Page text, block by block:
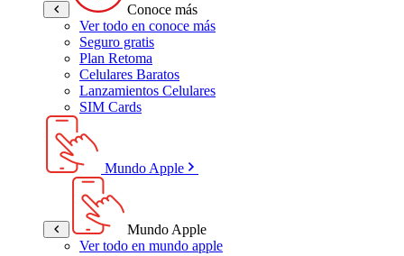
Conoce más
Ver todo en conoce más
Seguro gratis
Plan Retoma
Celulares Baratos
Lanzamientos Celulares
SIM Cards
Mundo Apple
Mundo Apple
Ver todo en mundo apple